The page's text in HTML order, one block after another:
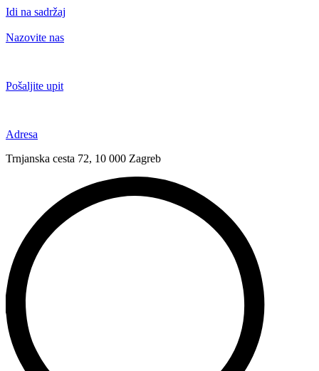
Idi na sadržaj
Nazovite nas
Pošaljite upit
Adresa
Trnjanska cesta 72, 10 000 Zagreb